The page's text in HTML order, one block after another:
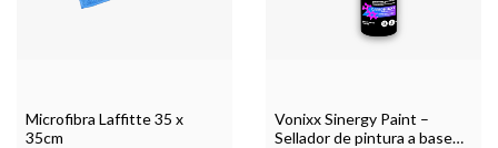
Microfibra Laffitte 35 x
35cm
Vonixx Sinergy Paint –
Sellador de pintura a base